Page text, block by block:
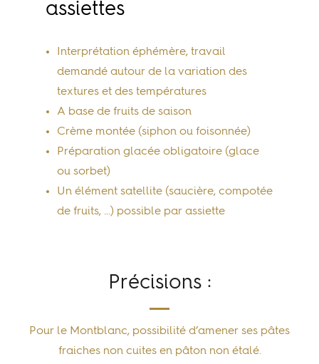
assiettes
Interprétation éphémère, travail
demandé autour de la variation des
textures et des températures
A base de fruits de saison
Crème montée (siphon ou foisonnée)
Préparation glacée obligatoire (glace
ou sorbet)
Un élément satellite (saucière, compotée
de fruits, …) possible par assiette
Précisions :
Pour le Montblanc, possibilité d’amener ses pâtes
fraiches non cuites en pâton non étalé.